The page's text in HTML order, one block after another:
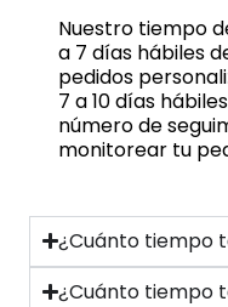
Nuestro tiempo
a 7 días hábiles
pedidos
7 a 10 días
número de
monitorear tu
¿Cuánto tiempo
¿Cuánto tiempo